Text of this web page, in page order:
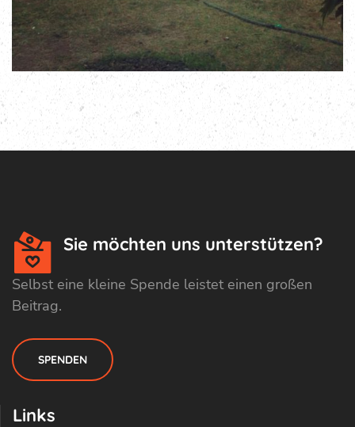
Sie möchten uns unterstützen?
Selbst eine kleine Spende leistet einen großen
Beitrag.
SPENDEN
Links